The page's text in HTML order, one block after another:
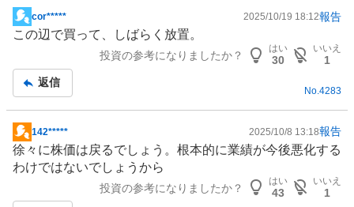
掲
示
事
cor***** 2025/10/19 18:12報告
この辺で買って、しばらく放置。
投資の参考になりましたか？
はい
30
いいえ
1
返信
No. 4283
掲
示
板
142***** 2025/10/8 13:18報告
徐々に株価は戻るでしょう。根本的に業績が今後悪化する
わけではないでしょうから
投資の参考になりましたか？
はい
43
いいえ
1